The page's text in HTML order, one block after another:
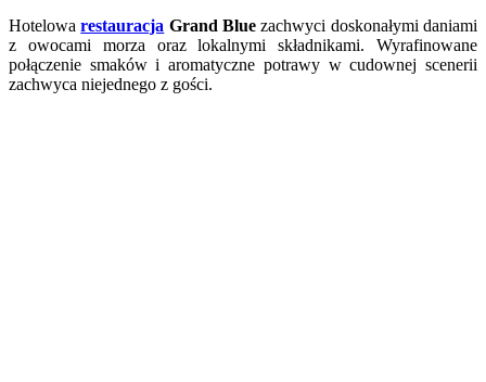
Hotelowa restauracja Grand Blue zachwyci doskonałymi daniami
z owocami morza oraz lokalnymi składnikami. Wyrafinowane
połączenie smaków i aromatyczne potrawy w cudownej scenerii
zachwyca niejednego z gości.